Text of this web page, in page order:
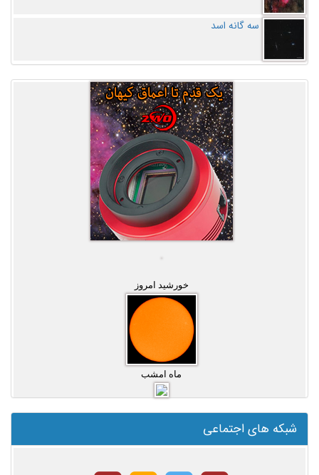
سه گانه اسد
خورشید امروز
ماه امشب
شبکه های اجتماعی